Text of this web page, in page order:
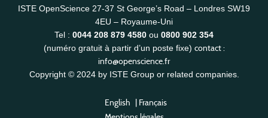
ISTE OpenScience 27-37 St George’s Road – Londres SW19
4EU – Royaume-Uni
Tel : 0044 208 879 4580 ou 0800 902 354
(numéro gratuit à partir d’un poste fixe) contact :
info@openscience.fr
Copyright © 2024 by ISTE Group or related companies.
English | Français